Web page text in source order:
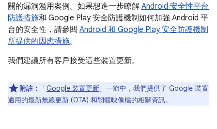
關的漏洞濫用案例。如果想進一步瞭解 Android 安全性平台
防護措施和 Google Play 安全防護機制如何加強 Android 平
台的安全性，請參閱 Android 和 Google Play 安全防護機制
所提供的因應措施。
我們建議所有客戶接受這些裝置更新。
附註： 「Google 裝置更新 」一節中，我們提供了 Google 裝置
適用的最新無線更新 (OTA) 和韌體映像檔的相關資訊。